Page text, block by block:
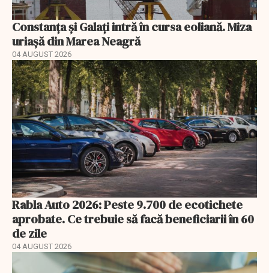
Constanța și Galați intră în cursa eoliană. Miza
uriașă din Marea Neagră
04 AUGUST 2026
Rabla Auto 2026: Peste 9.700 de ecotichete
aprobate. Ce trebuie să facă beneficiarii în 60
de zile
04 AUGUST 2026